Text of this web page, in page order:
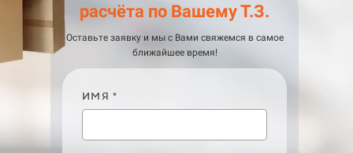
расчёта по Вашему Т.З.
Оставьте заявку и мы с Вами свяжемся в самое
ближайшее время!
ИМЯ *